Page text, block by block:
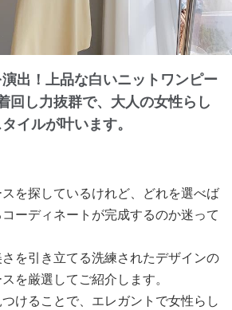
出！上品な白いニットワンピー
回し力抜群で、大人の女性らし
イルが叶います。
を探しているけれど、どれを選べば
ーディネートが完成するのか迷って
を引き立てる洗練されたデザインの
を厳選してご紹介します。
けることで、エレガントで女性らし